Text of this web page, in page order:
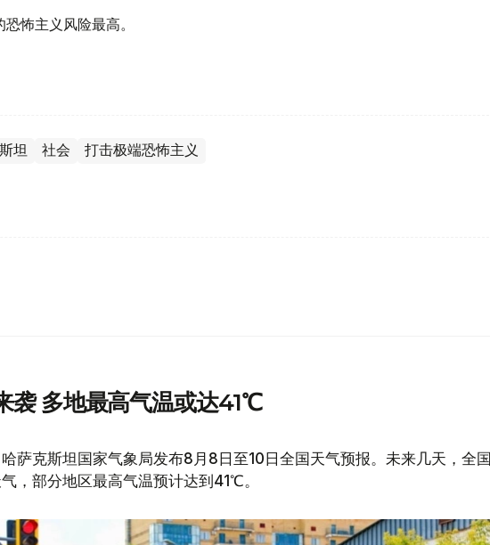
怖主义风险最高。
坦 社会 打击极端恐怖主义
袭 多地最高气温或达41℃
哈萨克斯坦国家气象局发布8月8日至10日全国天气预报。未来几天，全国
，部分地区最高气温预计达到41℃。